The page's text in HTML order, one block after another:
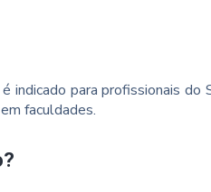
indicado para profissionais do
faculdades.